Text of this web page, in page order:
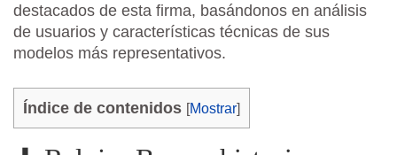
destacados de esta firma, basándonos en análisis
de usuarios y características técnicas de sus
modelos más representativos.
Índice de contenidos [Mostrar]